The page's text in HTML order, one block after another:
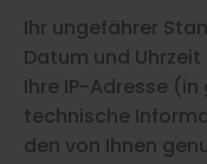
Ihr ungefährer
Datum und Uhrzeit
Ihre IP-Adresse
technische
den von Ihnen